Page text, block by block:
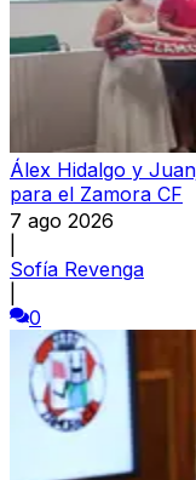
Álex Hidalgo y
para el Zamora CF
7 ago 2026
Sofía Revenga
0